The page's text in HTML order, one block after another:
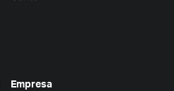
Empresa